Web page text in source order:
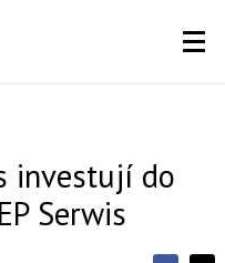
investují do
Serwis